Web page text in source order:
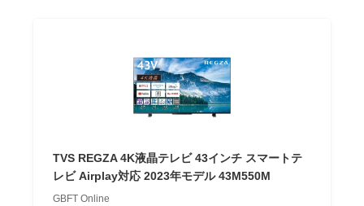
TVS REGZA 4K液晶テレビ 43インチ スマートテ
レビ Airplay対応 2023年モデル 43M550M
GBFT Online